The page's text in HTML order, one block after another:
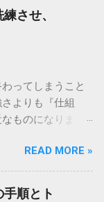
」と考えたこと
クや重機、営業
す。しかし、い
算方法が複雑だ
買い替えのタイ
利益を被ったり
的な視点から事
門査定が事業運
理において、客観
健全性を示す重
させ、
ってしまうこと
よりも『仕組
ものになりま
ませんか。」 ✅
く見る 「毎日が
が回らない」
READ MORE »
順とト